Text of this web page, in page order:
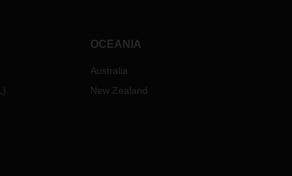
)
OCEANIA
Australia
New Zealand